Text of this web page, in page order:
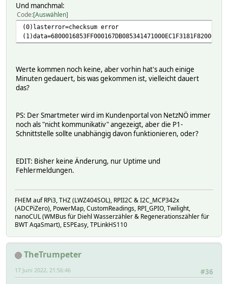
Und manchmal:
Code Auswählen
(0)lasterror=checksum error
Werte kommen noch keine, aber vorhin hat's auch einige
Minuten gedauert, bis was gekommen ist, vielleicht dauert
das?
PS: Der Smartmeter wird im Kundenportal von NetzNÖ immer
noch als "nicht kommunikativ" angezeigt, aber die P1-
Schnittstelle sollte unabhängig davon funktionieren, oder?
EDIT: Bisher keine Änderung, nur Uptime und
Fehlermeldungen.
FHEM auf RPi3, THZ (LWZ404SOL), RPII2C & I2C_MCP342x
(ADCPiZero), PowerMap, CustomReadings, RPI_GPIO, Twilight,
nanoCUL (WMBus für Diehl Wasserzähler & Regenerationszähler für
BWT AqaSmart), ESPEasy, TPLinkHS110
TheTrumpeter
#36
17 Juni 2022, 21:56:46